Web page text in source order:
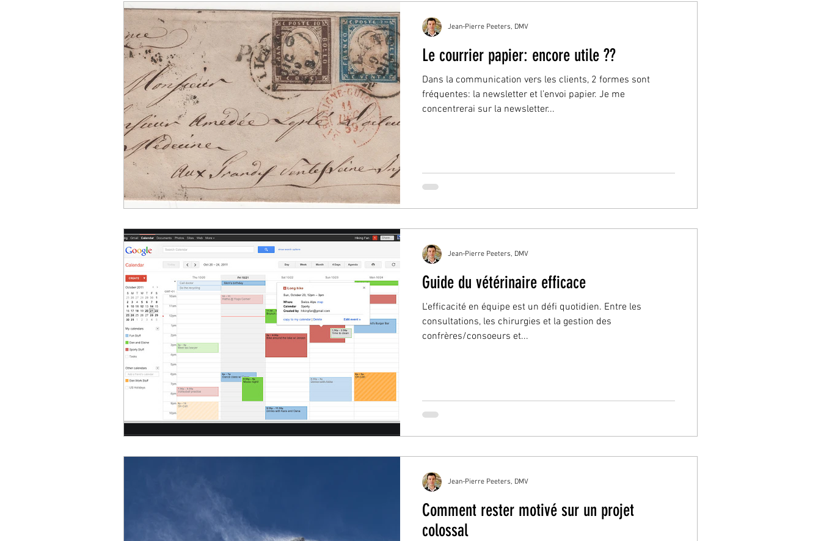
Le courrier papier: encore utile ??
Dans la communication vers les clients, 2 formes sont
fréquentes: la newsletter et l’envoi papier. Je me
concentrerai sur la newsletter...
Jean-Pierre Peeters, DMV
Guide du vétérinaire efficace
L'efficacité en équipe est un défi quotidien. Entre les
consultations, les chirurgies et la gestion des
confrères/consoeurs et...
Jean-Pierre Peeters, DMV
Comment rester motivé sur un projet
colossal
Jean-Pierre Peeters, DMV